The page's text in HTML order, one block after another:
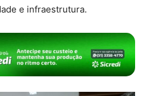
e infraestrutura.